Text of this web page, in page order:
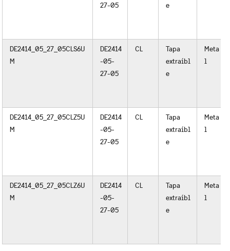
27-05
e
DE2414_05_27_05CLS6U
M
DE2414
-05-
27-05
CL
Tapa
extraíbl
e
Meta
l
DE2414_05_27_05CLZ5U
M
DE2414
-05-
27-05
CL
Tapa
extraíbl
e
Meta
l
DE2414_05_27_05CLZ6U
M
DE2414
-05-
27-05
CL
Tapa
extraíbl
e
Meta
l